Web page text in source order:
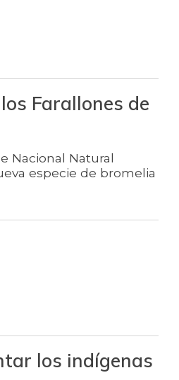
Farallones de
Nacional Natural
especie de bromelia
los indígenas